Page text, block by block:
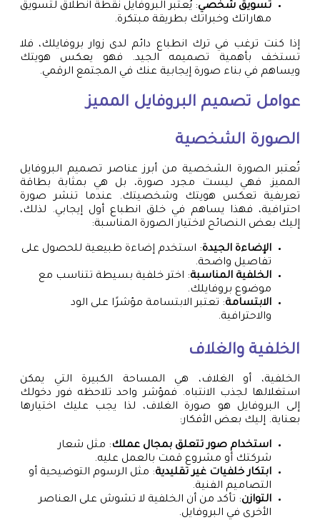
تسويق شخصي: يُعتبر البروفايل نقطة انطلاق لتسويق
مهاراتك وخبراتك بطريقة مبتكرة.
إذا كنت ترغب في ترك انطباع دائم لدى زوار بروفايلك، فلا
تستخف بأهمية تصميمه الجيد. فهو يعكس هويتك
ويساهم في بناء صورة إيجابية عنك في المجتمع الرقمي.
عوامل تصميم البروفايل المميز
الصورة الشخصية
تُعتبر الصورة الشخصية من أبرز عناصر تصميم البروفايل
المميز. فهي ليست مجرد صورة، بل هي بمثابة بطاقة
تعريفية تعكس هويتك وشخصيتك. عندما تنشر صورة
احترافية، فهذا يساهم في خلق انطباع أول إيجابي. لذلك،
إليك بعض النصائح لاختيار الصورة المناسبة:
الإضاءة الجيدة: استخدم إضاءة طبيعية للحصول على
تفاصيل واضحة.
الخلفية المناسبة: اختر خلفية بسيطة تتناسب مع
موضوع بروفايلك.
الابتسامة: تعتبر الابتسامة مؤشرًا على الود
والاحترافية.
الخلفية والغلاف
الخلفية، أو الغلاف، هي المساحة الكبيرة التي يمكن
استغلالها لجذب الانتباه. فمؤشر واحد تلاحظه فور دخولك
إلى البروفايل هو صورة الغلاف، لذا يجب عليك اختيارها
بعناية. إليك بعض الأفكار:
استخدام صور تتعلق بمجال عملك: مثل شعار
شركتك أو مشروع قمت بالعمل عليه.
ابتكار خلفيات غير تقليدية: مثل الرسوم التوضيحية أو
التصاميم الفنية.
التوازن: تأكد من أن الخلفية لا تشوش على العناصر
الأخرى في البروفايل.